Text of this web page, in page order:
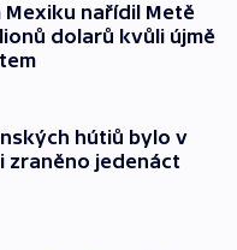
Mexiku nařídil Metě
dolarů kvůli újmě
hútiů bylo v
zraněno jedenáct